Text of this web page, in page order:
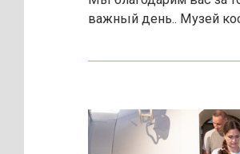
важный день.. Музей